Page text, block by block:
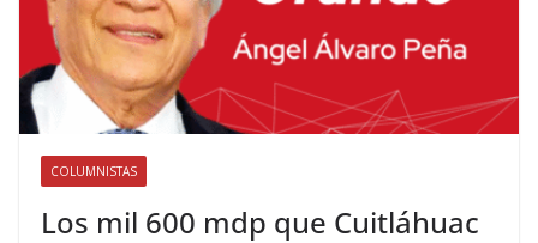
COLUMNISTAS
Los mil 600 mdp que Cuitláhuac